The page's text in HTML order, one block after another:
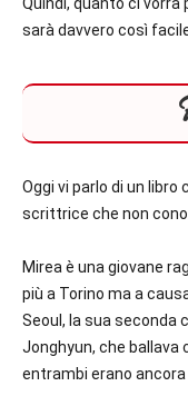
sarà davvero così
Oggi vi parlo di un
scrittrice che non
Mirea è una giovane
più a Torino ma a
Seoul, la sua seconda
Jonghyun, che ballava
entrambi erano ancora